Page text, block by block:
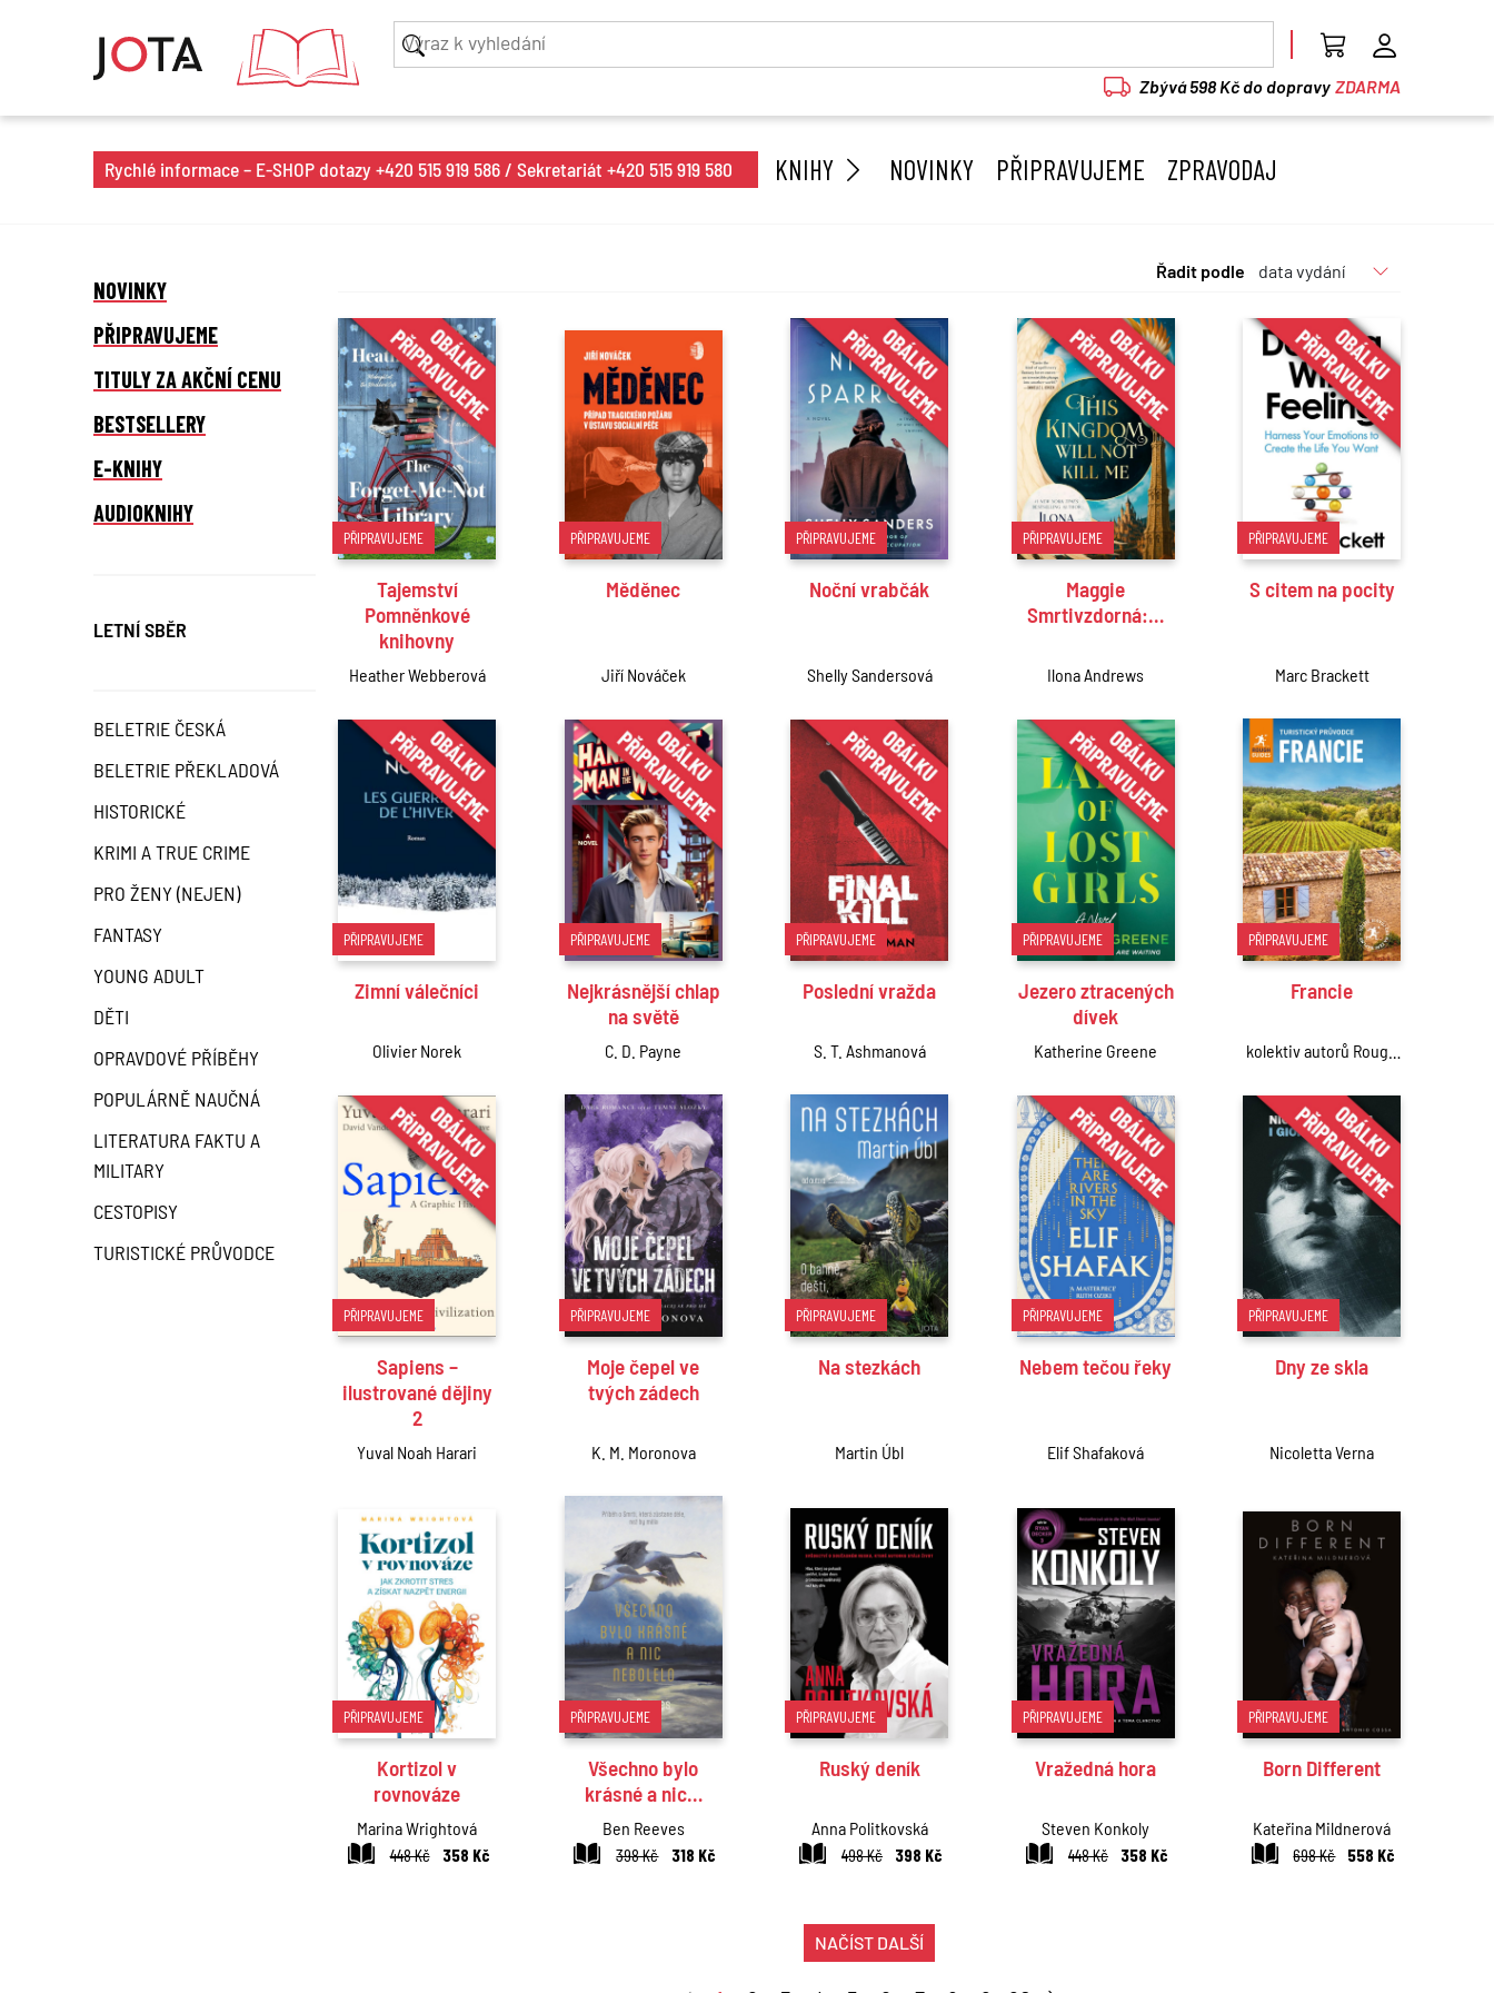
Zbývá 598 Kč do dopravy ZDARMA
Rychlé informace – E-SHOP dotazy +420 515 919 586 / Sekretariát +420 515 919 580 KNIHY NOVINKY PŘIPRAVUJEME ZPRAVODAJ
NOVINKY
PŘIPRAVUJEME
TITULY ZA AKČNÍ CENU
BESTSELLERY
E-KNIHY
AUDIOKNIHY
LETNÍ SBĚR
BELETRIE ČESKÁ
BELETRIE PŘEKLADOVÁ
HISTORICKÉ
KRIMI A TRUE CRIME
PRO ŽENY (NEJEN)
FANTASY
YOUNG ADULT
DĚTI
OPRAVDOVÉ PŘÍBĚHY
POPULÁRNĚ NAUČNÁ
LITERATURA FAKTU A
MILITARY
CESTOPISY
TURISTICKÉ PRŮVODCE
Řadit podle
PŘIPRAVUJEME
Tajemství
Pomněnkové
knihovny
Heather Webberová
PŘIPRAVUJEME
Měděnec
Jiří Nováček
PŘIPRAVUJEME
Noční vrabčák
Shelly Sandersová
PŘIPRAVUJEME
Maggie
Smrtivzdorná:…
Ilona Andrews
PŘIPRAVUJEME
S citem na pocity
Marc Brackett
PŘIPRAVUJEME
Zimní válečníci
Olivier Norek
PŘIPRAVUJEME
Nejkrásnější chlap
na světě
C. D. Payne
PŘIPRAVUJEME
Poslední vražda
S. T. Ashmanová
PŘIPRAVUJEME
Jezero ztracených
dívek
Katherine Greene
PŘIPRAVUJEME
Francie
kolektiv autorů Rough
PŘIPRAVUJEME
Sapiens –
ilustrované dějiny
2
Yuval Noah Harari
PŘIPRAVUJEME
Moje čepel ve
tvých zádech
K. M. Moronova
PŘIPRAVUJEME
Na stezkách
Martin Úbl
PŘIPRAVUJEME
Nebem tečou řeky
Elif Shafaková
PŘIPRAVUJEME
Dny ze skla
Nicoletta Verna
PŘIPRAVUJEME
Kortizol v
rovnováze
Marina Wrightová
448 Kč
358 Kč
PŘIPRAVUJEME
Všechno bylo
krásné a nic…
Ben Reeves
398 Kč
318 Kč
PŘIPRAVUJEME
Ruský deník
Anna Politkovská
498 Kč
398 Kč
PŘIPRAVUJEME
Vražedná hora
Steven Konkoly
448 Kč
358 Kč
PŘIPRAVUJEME
Born Different
Kateřina Mildnerová
698 Kč
558 Kč
NAČÍST DALŠÍ